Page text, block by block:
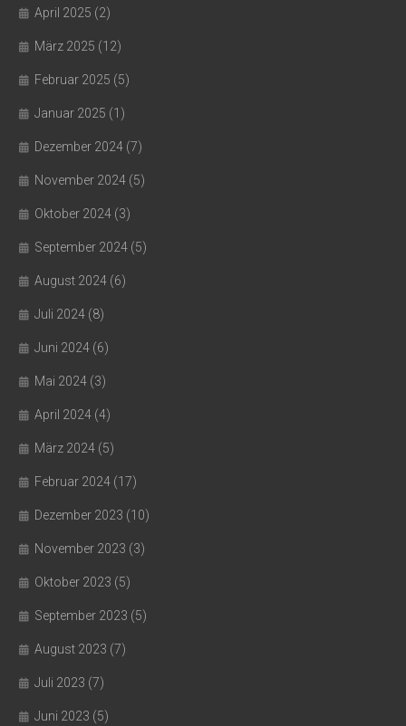
April 2025 (2)
März 2025 (12)
Februar 2025 (5)
Januar 2025 (1)
Dezember 2024 (7)
November 2024 (5)
Oktober 2024 (3)
September 2024 (5)
August 2024 (6)
Juli 2024 (8)
Juni 2024 (6)
Mai 2024 (3)
April 2024 (4)
März 2024 (5)
Februar 2024 (17)
Dezember 2023 (10)
November 2023 (3)
Oktober 2023 (5)
September 2023 (5)
August 2023 (7)
Juli 2023 (7)
Juni 2023 (5)